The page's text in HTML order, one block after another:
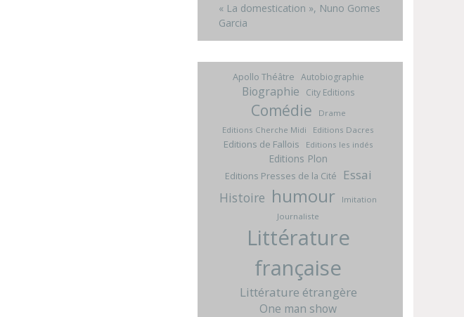
« La domestication », Nuno Gomes
Garcia
Apollo Théâtre Autobiographie
Biographie City Editions
Comédie
Drame
Editions Cherche Midi
Editions Dacres
Editions de Fallois Editions les indés
Editions Plon
Editions Presses de la Cité Essai
Histoire humour
Imitation
Journaliste
Littérature
française
Littérature étrangère
One man show